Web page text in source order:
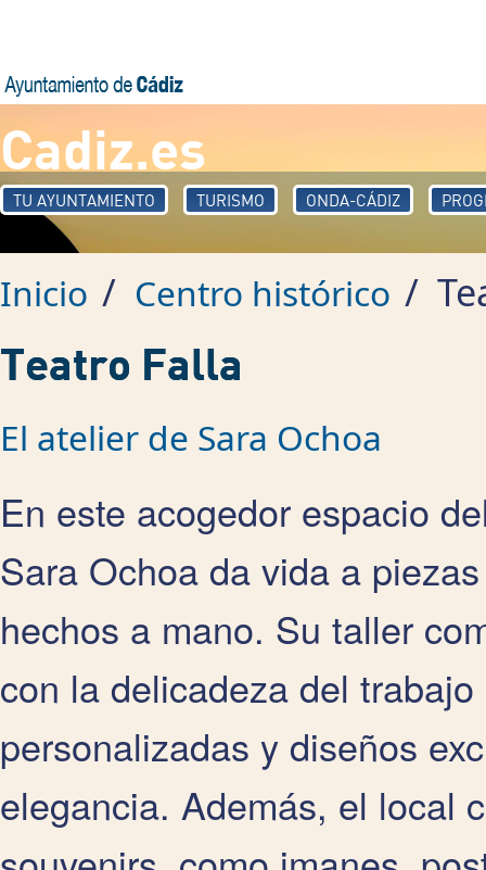
Cadiz.es
TU AYUNTAMIENTO TURISMO ONDA-CÁDIZ
Inicio / Centro histórico /
Teatro Falla
El atelier de Sara Ochoa
En este acogedor espacio
Sara Ochoa da vida a
hechos a mano. Su taller
con la delicadeza del
personalizadas y diseños
elegancia. Además, el local